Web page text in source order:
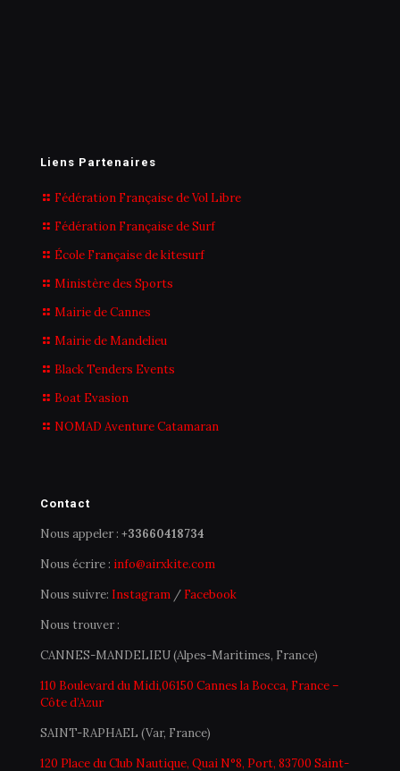
Liens Partenaires
Fédération Française de Vol Libre
Fédération Française de Surf
École Française de kitesurf
Ministère des Sports
Mairie de Cannes
Mairie de Mandelieu
Black Tenders Events
Boat Evasion
NOMAD Aventure Catamaran
Contact
Nous appeler : +33660418734
Nous écrire : info@airxkite.com
Nous suivre: Instagram / Facebook
Nous trouver :
CANNES-MANDELIEU (Alpes-Maritimes, France)
110 Boulevard du Midi,06150 Cannes la Bocca, France –
Côte d’Azur
SAINT-RAPHAEL (Var, France)
120 Place du Club Nautique, Quai N°8, Port, 83700 Saint-